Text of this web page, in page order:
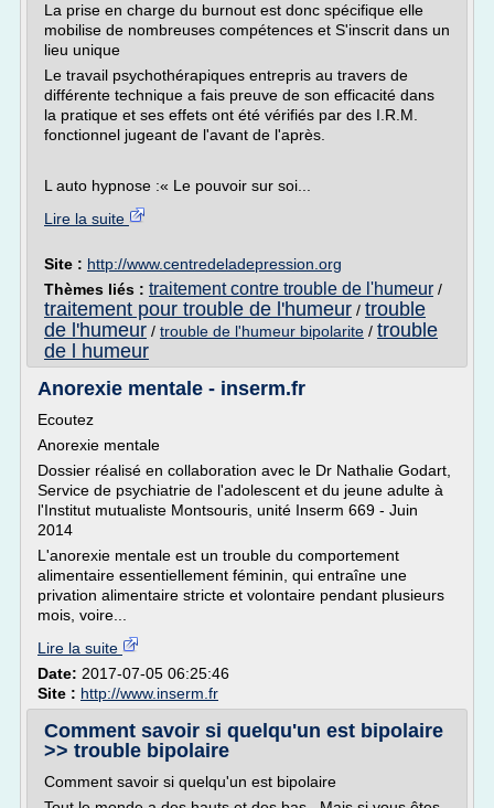
La prise en charge du burnout est donc spécifique elle
mobilise de nombreuses compétences et S'inscrit dans un
lieu unique
Le travail psychothérapiques entrepris au travers de
différente technique a fais preuve de son efficacité dans
la pratique et ses effets ont été vérifiés par des I.R.M.
fonctionnel jugeant de l'avant de l'après.
L auto hypnose :« Le pouvoir sur soi...
Lire la suite
Site : http://www.centredeladepression.org
Thèmes liés : traitement contre trouble de l'humeur /
traitement pour trouble de l'humeur / trouble
de l'humeur / trouble de l'humeur bipolarite / trouble
de l humeur
Anorexie mentale - inserm.fr
Ecoutez
Anorexie mentale
Dossier réalisé en collaboration avec le Dr Nathalie Godart,
Service de psychiatrie de l'adolescent et du jeune adulte à
l'Institut mutualiste Montsouris, unité Inserm 669 - Juin
2014
L'anorexie mentale est un trouble du comportement
alimentaire essentiellement féminin, qui entraîne une
privation alimentaire stricte et volontaire pendant plusieurs
mois, voire...
Lire la suite
Date: 2017-07-05 06:25:46
Site : http://www.inserm.fr
Comment savoir si quelqu'un est bipolaire
>> trouble bipolaire
Comment savoir si quelqu'un est bipolaire